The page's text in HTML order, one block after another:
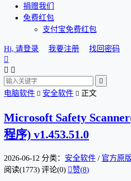
捐赠我们
免费红包
支付宝免费红包
Hi, 请登录 我要注册
找回密码

 

电脑软件  安全软件  正文
Microsoft Safety
程序) v1.453.51.0
2026-06-12 分类： 安全软件 / 官方原
阅读(1773) 评论(0) 赞(8)